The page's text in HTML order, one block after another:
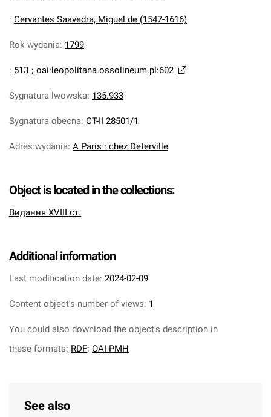
: Cervantes Saavedra, Miguel de (1547-1616)
Rok wydania: 1799
: 513 ; oai:leopolitana.ossolineum.pl:602
Sygnatura lwowska: 135.933
Sygnatura obecna: CT-II 28501/1
Adres wydania: A Paris : chez Deterville
Object is located in the collections:
Видання XVIII ст.
Additional information
Last modification date: 2024-02-09
Content object's number of views: 1
You could also download the object's description in
these formats: RDF; OAI-PMH
See also